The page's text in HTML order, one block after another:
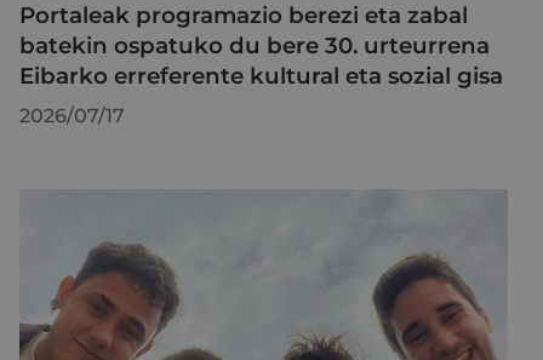
Portaleak programazio berezi eta zabal
batekin ospatuko du bere 30. urteurrena
Eibarko erreferente kultural eta sozial gisa
2026/07/17